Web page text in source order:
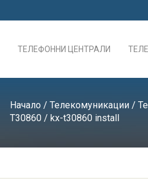
ТЕЛЕФОННИ ЦЕНТРАЛИ
Начало / Телекомуникации /
T30860 / kx-t30860 install